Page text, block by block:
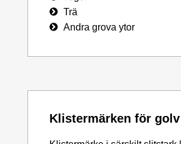
Trä
Andra grova ytor
Klistermärken för golv